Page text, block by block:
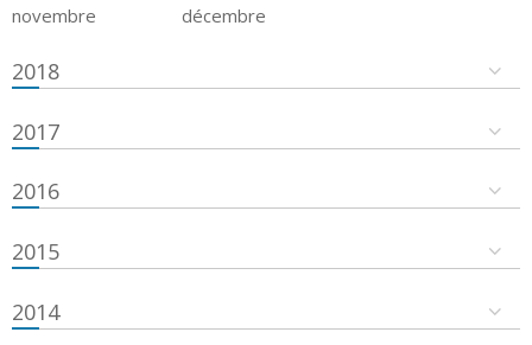
novembre
décembre
2018
2017
2016
2015
2014